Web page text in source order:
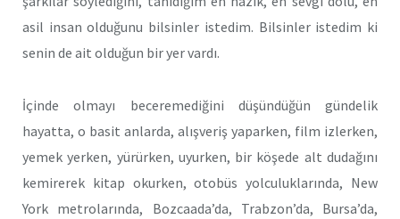
asil insan olduğunu bilsinler istedim. Bilsinler istedim ki
senin de ait olduğun bir yer vardı.
İçinde olmayı beceremediğini düşündüğün gündelik
hayatta, o basit anlarda, alışveriş yaparken, film izlerken,
yemek yerken, yürürken, uyurken, bir köşede alt dudağını
kemirerek kitap okurken, otobüs yolculuklarında, New
York metrolarında, Bozcaada’da, Trabzon’da, Bursa’da,